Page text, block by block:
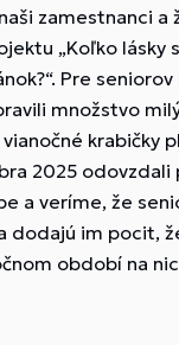
zamestnanci a
„Koľko lásky
Pre
množstvo
krabičky
2025 odovzdali
a veríme, že
dodajú im pocit,
období na